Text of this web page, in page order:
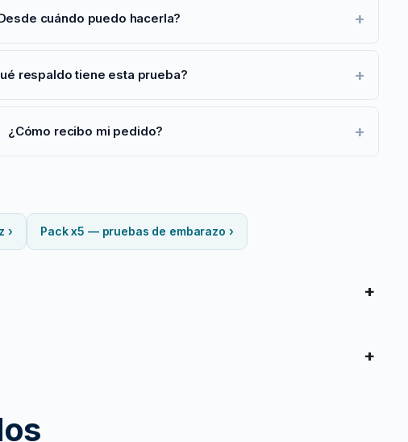
cuándo puedo hacerla? +
respaldo tiene esta prueba? +
¿Cómo recibo mi pedido? +
› Pack x5 — pruebas de embarazo ›
+
+